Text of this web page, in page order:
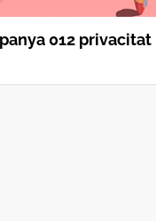
012 privacitat